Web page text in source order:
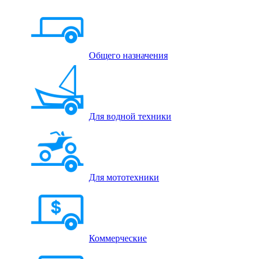
Общего назначения
Для водной техники
Для мототехники
Коммерческие